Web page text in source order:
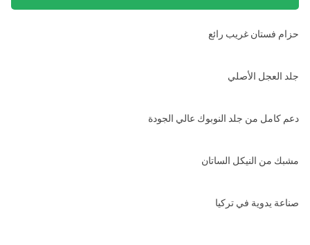
حزام فستان غريب رائع
جلد العجل الأصلي
دعم كامل من جلد النوبوك عالي الجودة
مشبك من النيكل الساتان
صناعة يدوية في تركيا